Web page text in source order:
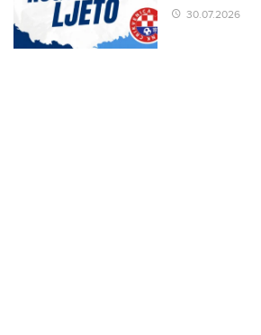
30.07.2026